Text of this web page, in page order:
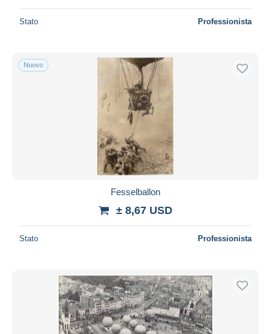
Stato Professionista
Nuovo
Fesselballon
± 8,67 USD
Stato Professionista